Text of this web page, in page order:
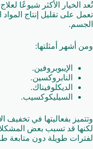
تُعد الخيار الأكثر شيوعًا
تعمل على تقليل إنتاج
الجسم.
ومن أشهر أمثلتها:
الإيبوبروفين.
النابروكسين.
الديكلوفيناك.
السيليكوكسيب.
وتتميز بفعاليتها في تخفيف
لكنها قد تسبب بعض
لفترات طويلة دون متابعة